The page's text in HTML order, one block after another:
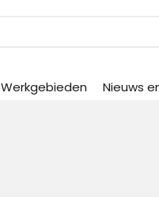
Werkgebieden Nieuws